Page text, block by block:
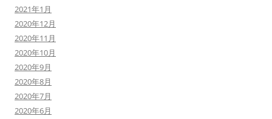
2021年1月
2020年12月
2020年11月
2020年10月
2020年9月
2020年8月
2020年7月
2020年6月